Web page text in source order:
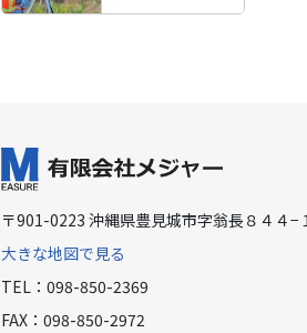
〒901-0223 沖縄県豊見城市字翁長８４４−
大きな地図で見る
TEL：098-850-2369
FAX：098-850-2972